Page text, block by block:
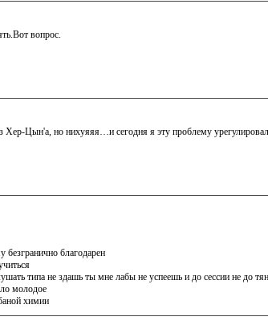
вопрос.
Хер-Цын'a, но нихуяяя…и сегодня я эту проблему
безгранично благодарен
типа не здашь ты мне лабы не успеешь и до сессии не до
молодое
химии